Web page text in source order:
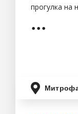
прогулка на
энтузиастов